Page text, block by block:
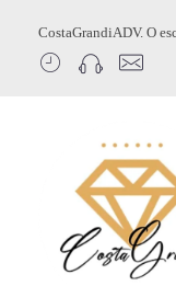
CostaGrandiADV. O